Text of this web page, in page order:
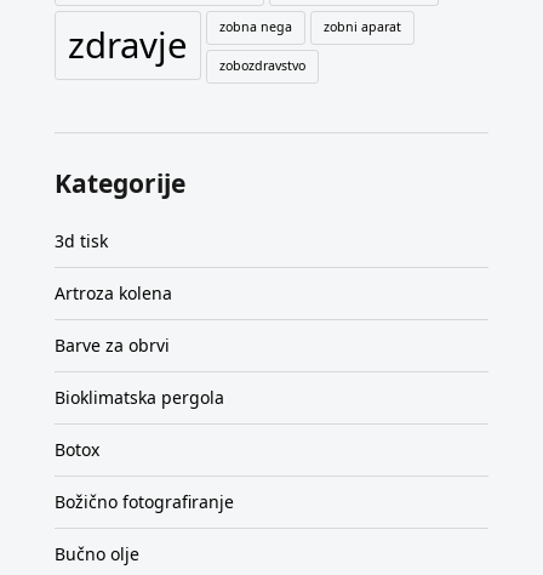
zdravje zobna nega zobni aparat
zobozdravstvo
Kategorije
3d tisk
Artroza kolena
Barve za obrvi
Bioklimatska pergola
Botox
Božično fotografiranje
Bučno olje